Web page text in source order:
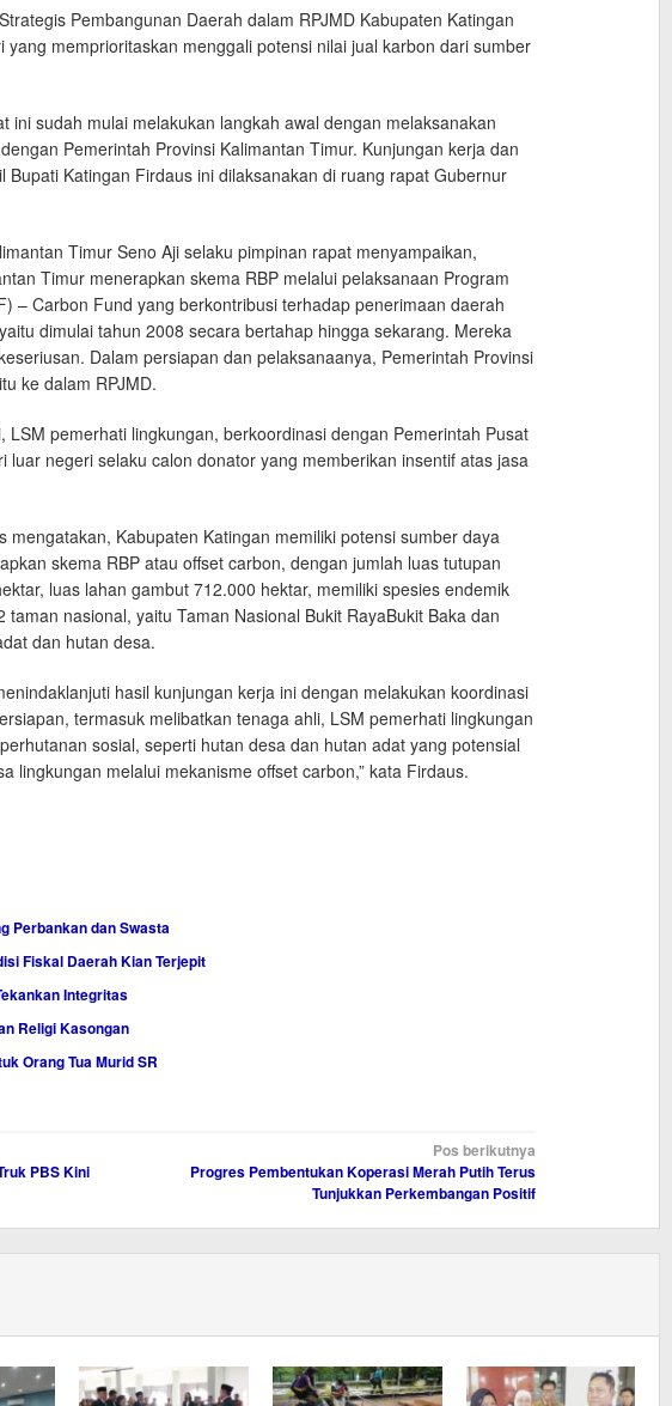
Pembangunan Daerah dalam RPJMD Kabupaten Katingan
memprioritaskan menggali potensi nilai jual karbon dari sumber
ini sudah mulai melakukan langkah awal dengan melaksanakan
Pemerintah Provinsi Kalimantan Timur. Kunjungan kerja dan
Bupati Katingan Firdaus ini dilaksanakan di ruang rapat Gubernur
Timur Seno Aji selaku pimpinan rapat menyampaikan,
Timur menerapkan skema RBP melalui pelaksanaan Program
– Carbon Fund yang berkontribusi terhadap penerimaan daerah
dimulai tahun 2008 secara bertahap hingga sekarang. Mereka
Dalam persiapan dan pelaksanaanya, Pemerintah Provinsi
ke dalam RPJMD.
LSM pemerhati lingkungan, berkoordinasi dengan Pemerintah Pusat
negeri selaku calon donator yang memberikan insentif atas jasa
mengatakan, Kabupaten Katingan memiliki potensi sumber daya
skema RBP atau offset carbon, dengan jumlah luas tutupan
luas lahan gambut 712.000 hektar, memiliki spesies endemik
nasional, yaitu Taman Nasional Bukit RayaBukit Baka dan
dan hutan desa.
hasil kunjungan kerja ini dengan melakukan koordinasi
termasuk melibatkan tenaga ahli, LSM pemerhati lingkungan
sosial, seperti hutan desa dan hutan adat yang potensial
lingkungan melalui mekanisme offset carbon,” kata Firdaus.
Perbankan dan Swasta
Fiskal Daerah Kian Terjepit
Integritas
Religi Kasongan
Orang Tua Murid SR
PBS Kini
Pos berikutnya
Progres Pembentukan Koperasi Merah Putih Terus
Tunjukkan Perkembangan Positif